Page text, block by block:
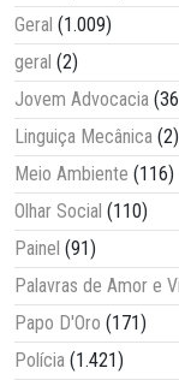
Geral (1.009)
geral (2)
Jovem Advocacia
Linguiça Mecânica (2)
Meio Ambiente (116)
Olhar Social (110)
Painel (91)
Palavras de Amor e
Papo D'Oro (171)
Polícia (1.421)